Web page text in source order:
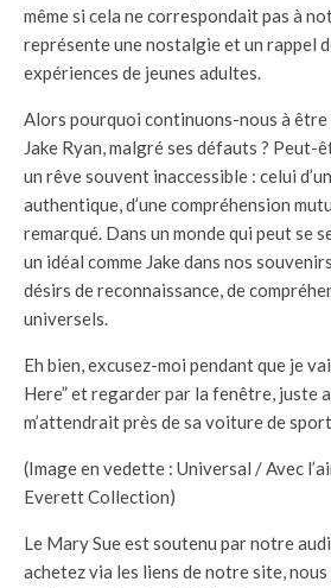
même si cela ne correspondait pas à
représente une nostalgie et un rappel
expériences de jeunes adultes.
Alors pourquoi continuons-nous à
Jake Ryan, malgré ses défauts ? Peut-
un rêve souvent inaccessible : celui
authentique, d’une compréhension
remarqué. Dans un monde qui peut se
un idéal comme Jake dans nos
désirs de reconnaissance, de
universels.
Eh bien, excusez-moi pendant que je
Here” et regarder par la fenêtre, juste
m’attendrait près de sa voiture de
(Image en vedette : Universal / Avec
Everett Collection)
Le Mary Sue est soutenu par notre
achetez via les liens de notre site,